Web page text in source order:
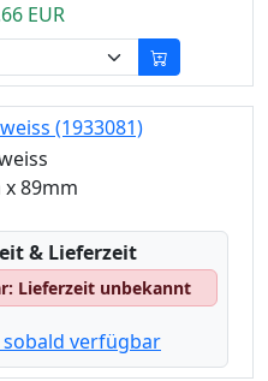
EUR
(1933081)
89mm
& Lieferzeit
Lieferzeit unbekannt
verfügbar